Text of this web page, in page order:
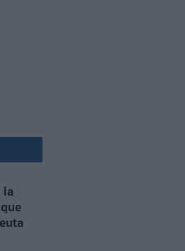
la